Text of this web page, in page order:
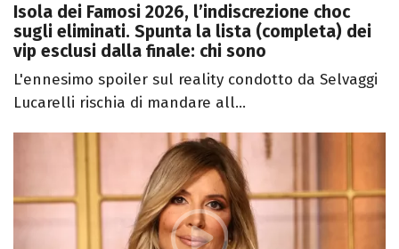
Isola dei Famosi 2026, l’indiscrezione choc
sugli eliminati. Spunta la lista (completa) dei
vip esclusi dalla finale: chi sono
L'ennesimo spoiler sul reality condotto da Selvaggi
Lucarelli rischia di mandare all...